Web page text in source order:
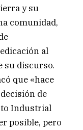
y su
comunidad,
al
su discurso.
que «hace
de
Industrial
posible, pero